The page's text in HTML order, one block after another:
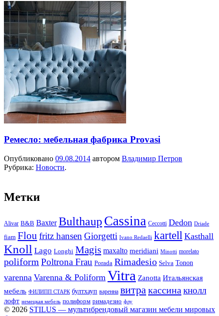
Ремесло: мебельная фабрика Provasi
Опубликовано 09.08.2014 автором Владимир Петров
Рубрика: Новости.
Метки
Alivar B&B Baxter Bulthaup Cassina Ceccotti Dedon Driade
fiam Flou fritz hansen Giorgetti Ivano Redaelli kartell Kasthall
Knoll Lago Longhi Magis maxalto meridiani Minotti morelato
poliform Poltrona Frau Porada Rimadesio Selva Tonon
varenna Varenna & Poliform Vitra Zanotta Итальянская
мебель ФИЛИПП СТАРК бултхауп варенна витра кассина кнолл
лофт немецкая мебель полиформ римадезио флу
© 2026 STILUS — мультибрендовый магазин мебели мировых